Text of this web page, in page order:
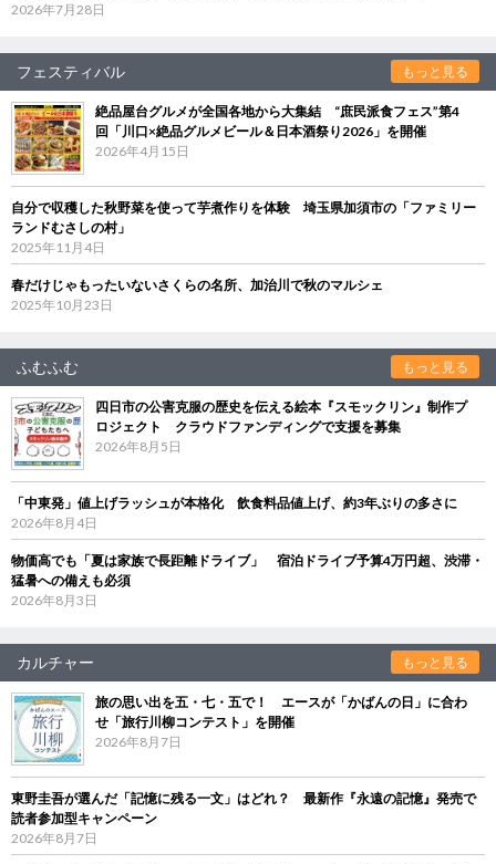
2026年7月28日
フェスティバル もっと見る
絶品屋台グルメが全国各地から大集結 “庶民派食フェス”第4
回「川口×絶品グルメビール＆日本酒祭り2026」を開催
2026年4月15日
自分で収穫した秋野菜を使って芋煮作りを体験 埼玉県加須市の「ファミリー
ランドむさしの村」
2025年11月4日
春だけじゃもったいないさくらの名所、加治川で秋のマルシェ
2025年10月23日
ふむふむ もっと見る
四日市の公害克服の歴史を伝える絵本『スモックリン』制作プ
ロジェクト クラウドファンディングで支援を募集
2026年8月5日
「中東発」値上げラッシュが本格化 飲食料品値上げ、約3年ぶりの多さに
2026年8月4日
物価高でも「夏は家族で長距離ドライブ」 宿泊ドライブ予算4万円超、渋滞・
猛暑への備えも必須
2026年8月3日
カルチャー もっと見る
旅の思い出を五・七・五で！ エースが「かばんの日」に合わ
せ「旅行川柳コンテスト」を開催
2026年8月7日
東野圭吾が選んだ「記憶に残る一文」はどれ？ 最新作『永遠の記憶』発売で
読者参加型キャンペーン
2026年8月7日